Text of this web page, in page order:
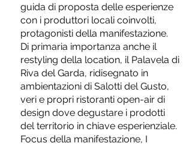
guida di proposta delle esperienze
con i produttori locali coinvolti,
protagonisti della manifestazione.
Di primaria importanza anche il
restyling della location, il Palavela di
Riva del Garda, ridisegnato in
ambientazioni di Salotti del Gusto,
veri e propri ristoranti open-air di
design dove degustare i prodotti
del territorio in chiave esperienziale.
Focus della manifestazione, I